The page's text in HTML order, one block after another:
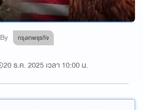
By กรุงเทพธุรกิจ
20 ธ.ค. 2025 เวลา 10:00 น.